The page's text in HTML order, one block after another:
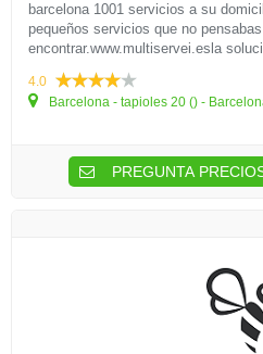
barcelona 1001 servicios a su
pequeños servicios que no pensabas
encontrar.www.multiservei.esla
4.0
Barcelona - tapioles 20 () -
PREGUNTA